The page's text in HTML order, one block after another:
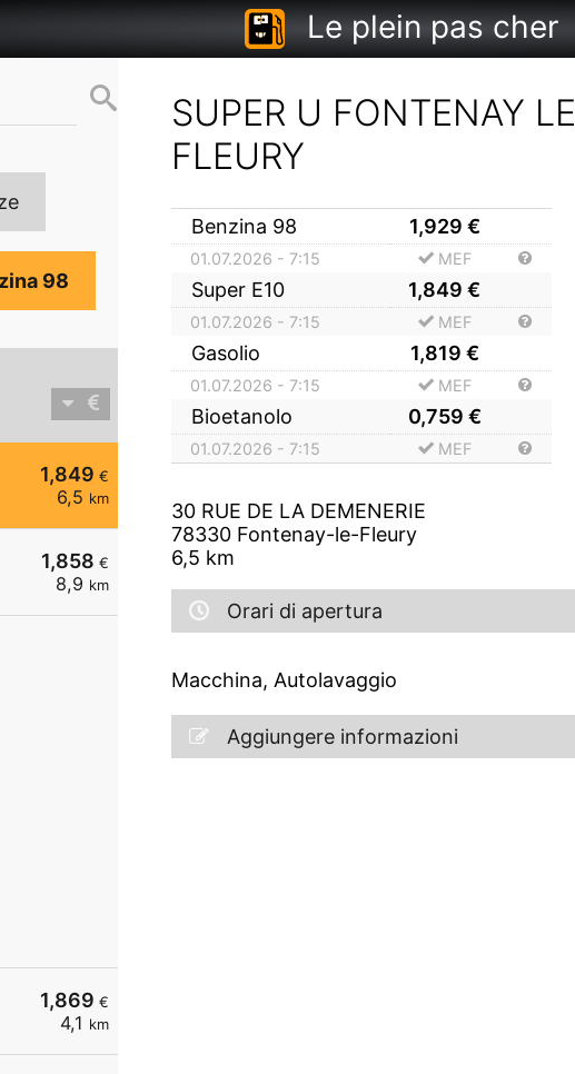
Le plein pas cher
98
1,849 €
6,5 km
1,858 €
8,9 km
1,869 €
4,1 km
SUPER U FONTENAY LE
FLEURY
Benzina 98 1,929 €
01.07.2026 - 7:15 MEF
Super E10 1,849 €
01.07.2026 - 7:15 MEF
Gasolio 1,819 €
01.07.2026 - 7:15 MEF
Bioetanolo 0,759 €
01.07.2026 - 7:15 MEF
30 RUE DE LA DEMENERIE
78330 Fontenay-le-Fleury
6,5 km
Orari di apertura
Macchina, Autolavaggio
Aggiungere informazioni